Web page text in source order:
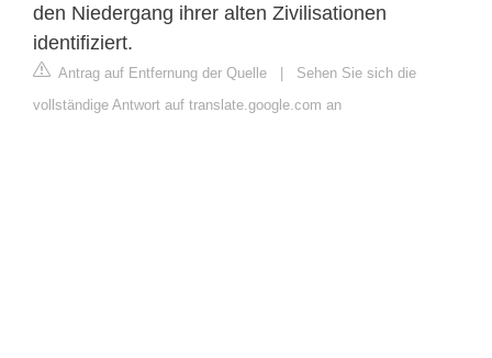
den Niedergang ihrer alten Zivilisationen
identifiziert.
Antrag auf Entfernung der Quelle | Sehen Sie sich die
vollständige Antwort auf translate.google.com an